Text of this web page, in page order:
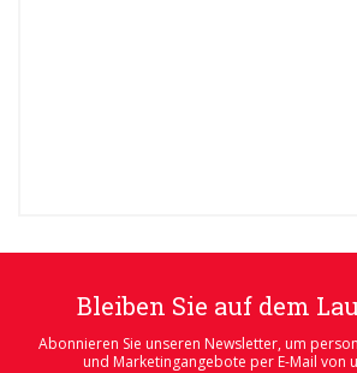
Bleiben Sie auf dem
Abonnieren Sie unseren Newsletter, um
und Marketingangebote per E-Mail von